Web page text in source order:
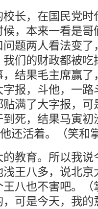
长，在国民党
，本来一看是
题两人看法变
们的财政都被
结果毛主席赢
报，斗他，一
满了大字报，
死，结果马寅
还活着。（笑和
教育。所以我
王八多，说北
八也不害吧。（
可是今天，我